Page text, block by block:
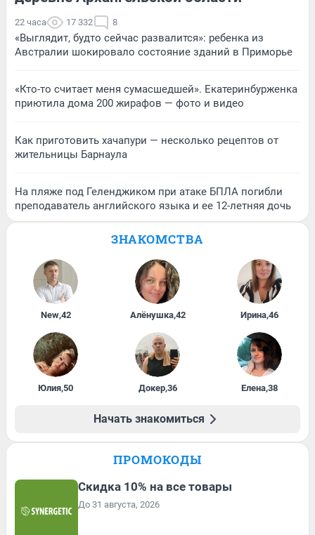
22 часа 17 332 8
«Выглядит, будто сейчас развалится»: ребенка из
Австралии шокировало состояние зданий в Приморье
«Кто-то считает меня сумасшедшей». Екатеринбурженка
приютила дома 200 жирафов — фото и видео
Как приготовить хачапури — несколько рецептов от
жительницы Барнаула
На пляже под Геленджиком при атаке БПЛА погибли
преподаватель английского языка и ее 12-летняя дочь
ЗНАКОМСТВА
New,42 Алёнушка,42 Ирина,46
Юлия,50 Докер,36 Елена,38
Начать знакомиться
ПРОМОКОДЫ
Скидка 10% на все товары
До 31 августа, 2026